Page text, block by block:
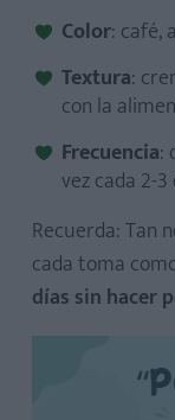
Mi bebé se tira
¿Qué hacer si
Mi bebé hace
¿Cuántos días
¿Es normal que
comer sólidos?
Color: café,
Textura:
con la
Frecuencia:
vez cada 2-3
Recuerda: Tan
cada toma
días sin hacer